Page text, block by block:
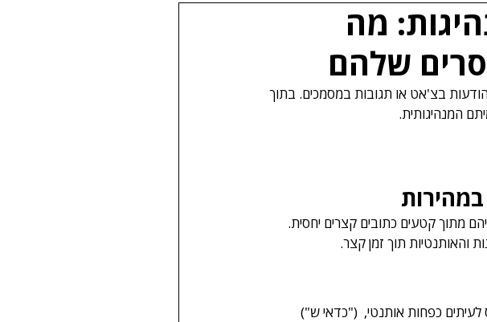
מה
שלהם
הודעות בצ'אט או תגובות במסמכים. בתוך
המנהיגותית.
מתוך קטעים כתובים קצרים יחסית.
והאותנטיות תוך זמן קצר.
כפחות אותנטי,  ("כדאי ש")